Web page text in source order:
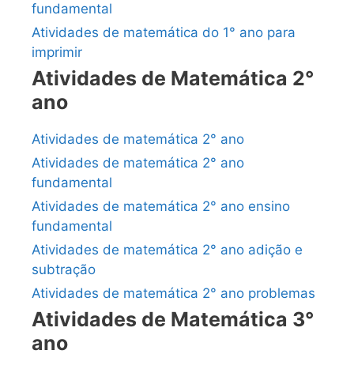
fundamental
Atividades de matemática do 1° ano para
imprimir
Atividades de Matemática 2°
ano
Atividades de matemática 2° ano
Atividades de matemática 2° ano
fundamental
Atividades de matemática 2° ano ensino
fundamental
Atividades de matemática 2° ano adição e
subtração
Atividades de matemática 2° ano problemas
Atividades de Matemática 3°
ano